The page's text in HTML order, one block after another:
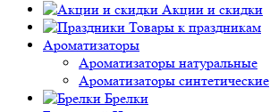
Акции и скидки
Товары к праздникам
Ароматизаторы
Ароматизаторы натуральные
Ароматизаторы синтетические
Брелки